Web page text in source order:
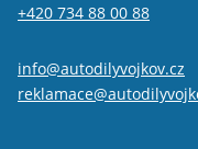
+420 734 88 00 88
info@autodilyvojkov.cz